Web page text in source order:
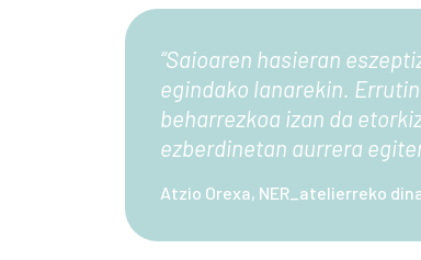
“Saioaren hasieran
egindako lanarekin.
beharrezkoa izan da
ezberdinetan aurrera
Atzio Orexa, NER_atelierreko